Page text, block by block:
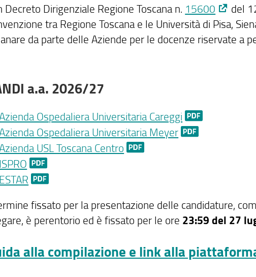
Decreto Dirigenziale Regione Toscana n. 15600
del
tra Regione Toscana e le Università di Pisa,
da parte delle Aziende per le docenze riservate a
a.a. 2026/27
Ospedaliera Universitaria Careggi
Ospedaliera Universitaria Meyer
USL Toscana Centro
ISPRO
ESTAR
fissato per la presentazione delle candidature,
è perentorio ed è fissato per le ore 23:59 del 27
alla compilazione e link alla